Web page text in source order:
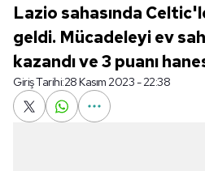
Lazio sahasında
geldi. Mücadeleyi ev
kazandı ve 3 puanı
Giriş Tarihi:28 Kasım 2023 - 22:38